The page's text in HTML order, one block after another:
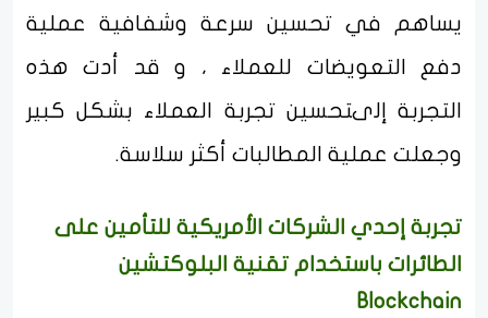
يساهم في تحسين سرعة وشفافية عملية
دفع التعويضات للعملاء ، و قد أدت هذه
التجربة إلىتحسين تجربة العملاء بشكل كبير
وجعلت عملية المطالبات أكثر سلاسة.
تجربة إحدي الشركات الأمريكية للتأمين على
الطائرات باستخدام تقنية البلوكتشين
Blockchain